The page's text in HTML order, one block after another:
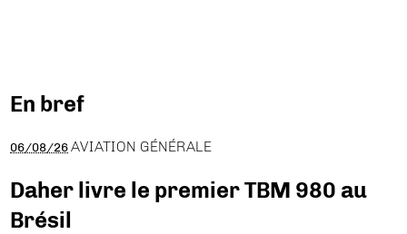
En bref
06/08/26 AVIATION GÉNÉRALE
Daher livre le premier TBM 980 au
Brésil